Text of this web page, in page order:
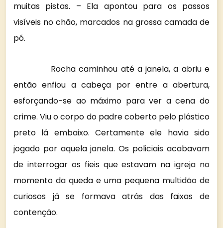
muitas pistas. – Ela apontou para os passos
visíveis no chão, marcados na grossa camada de
pó.
Rocha caminhou até a janela, a abriu e
então enfiou a cabeça por entre a abertura,
esforçando-se ao máximo para ver a cena do
crime. Viu o corpo do padre coberto pelo plástico
preto lá embaixo. Certamente ele havia sido
jogado por aquela janela. Os policiais acabavam
de interrogar os fieis que estavam na igreja no
momento da queda e uma pequena multidão de
curiosos já se formava atrás das faixas de
contenção.